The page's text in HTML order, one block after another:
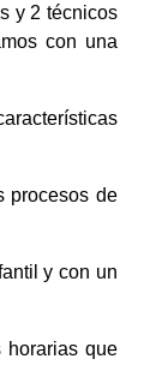
y 2 técnicos
con una
procesos de
y con un
horarias que